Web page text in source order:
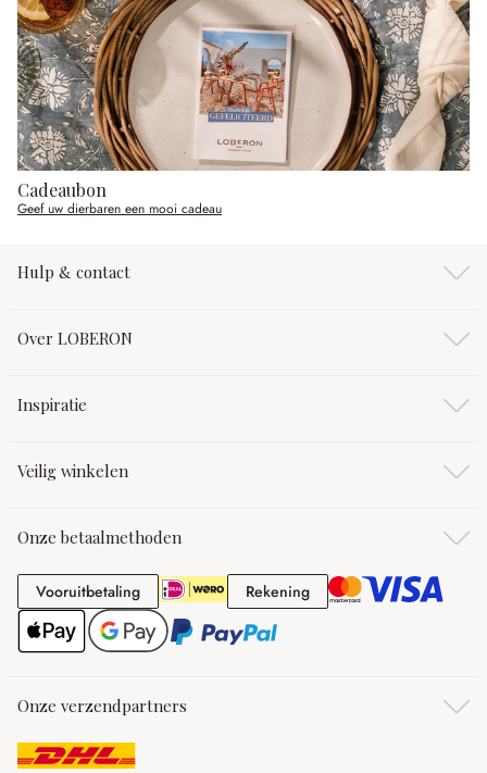
Cadeaubon
Geef uw dierbaren een mooi cadeau
Hulp & contact
Over LOBERON
Inspiratie
Veilig winkelen
Onze betaalmethoden
VooruitbetalingVooruitbetaling RekeningRekening
Onze verzendpartners